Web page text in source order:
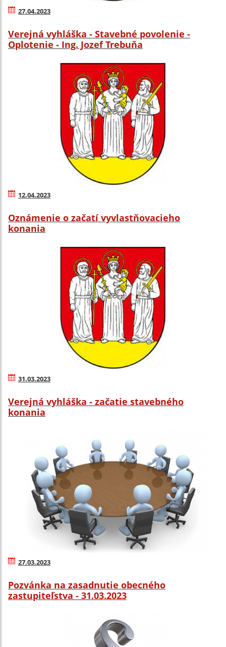
27.04.2023
Verejná vyhláška - Stavebné povolenie -
Oplotenie - Ing. Jozef Trebuňa
12.04.2023
Oznámenie o začatí vyvlastňovacieho
konania
31.03.2023
Verejná vyhláška - začatie stavebného
konania
27.03.2023
Pozvánka na zasadnutie obecného
zastupiteľstva - 31.03.2023